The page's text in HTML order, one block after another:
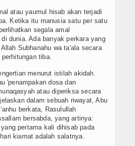
atau yaumul hisab akan terjadi
Ketika itu manusia satu per satu
segala amal
dunia. Ada banyak perkara yang
Subhanahu wa ta'ala secara
tiba.
menurut istilah akidah.
'penampakan dosa dan
atau diperiksa secara
dalam sebuah riwayat, Abu
berkata, Rasulullah
bersabda, yang artinya:
pertama kali dihisab pada
kiamat adalah salatnya.